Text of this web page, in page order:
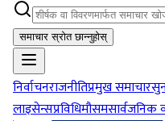
समाचार स्रोत छान्नुहोस्
निर्वाचनराजनीतिप्रमुख समाचार
लाइसेन्सप्रविधिमौसमसार्वजनिक